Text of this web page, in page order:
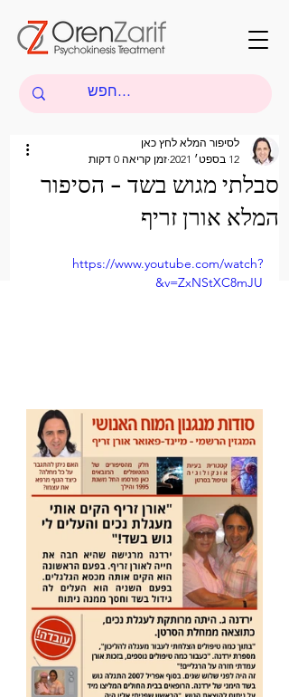
סבלתי מגוש בשד - הסיפור
המלא אורן זריף
לסיפור המלא לחץ כאן
12 בספט׳ 2021
זמן קריאה 0 דקות
https://www.youtube.com/watch?
v=ZxNStXC8mJU&